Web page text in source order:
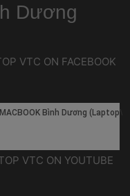
Dương
VTC ON FACEBOOK
VTC ON YOUTUBE